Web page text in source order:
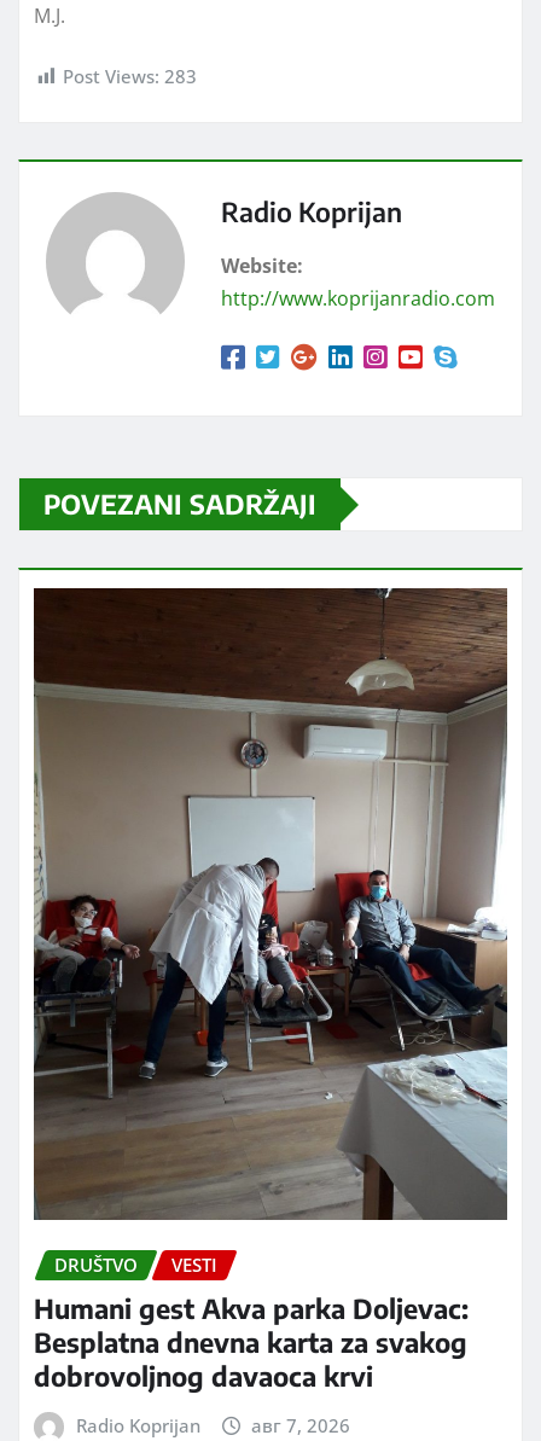
M.J.
Post Views: 283
Radio Koprijan
Website:
http://www.koprijanradio.com
POVEZANI SADRŽAJI
DRUŠTVO VESTI
Humani gest Akva parka Doljevac:
Besplatna dnevna karta za svakog
dobrovoljnog davaoca krvi
Radio Koprijan авг 7, 2026